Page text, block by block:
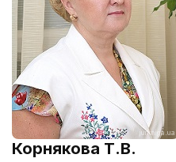
Корнякова Т.В.